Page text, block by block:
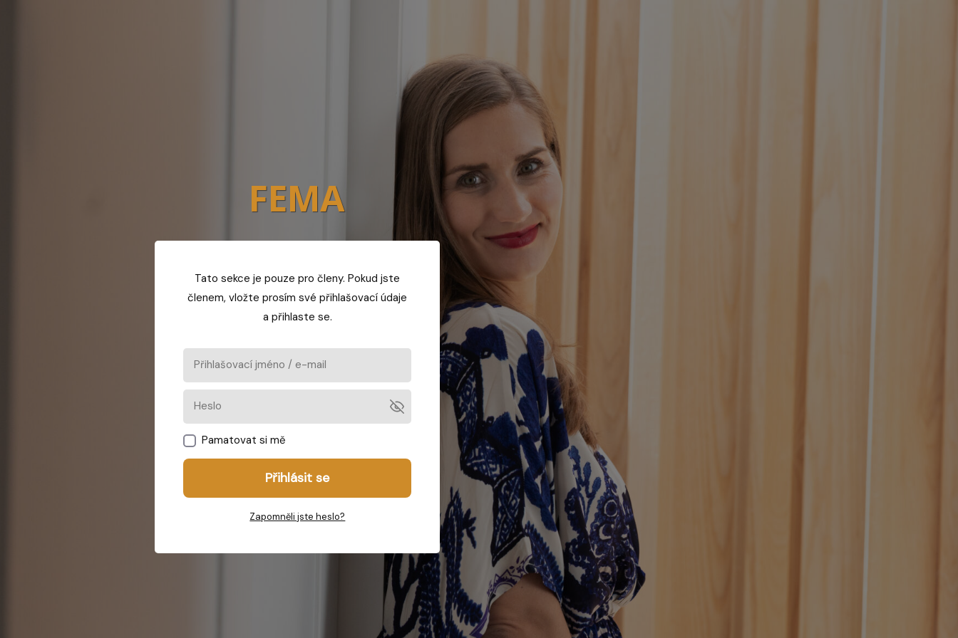
FEMA
Tato sekce je pouze pro členy. Pokud jste
členem, vložte prosím své přihlašovací údaje
a přihlaste se.
Pamatovat si mě
Přihlásit se
Zapomněli jste heslo?